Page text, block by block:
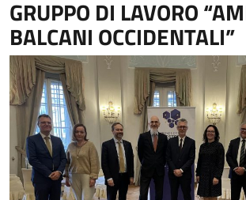
GRUPPO DI LAVORO
BALCANI OCCIDENTALI”